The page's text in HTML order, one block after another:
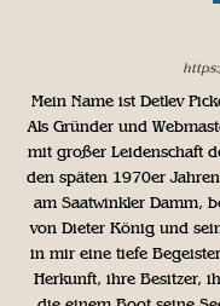
Mein Name ist Detlev
Als Gründer und
mit großer Leidenschaft
den späten 1970er
am Saatwinkler Damm,
von Dieter König und
in mir eine tiefe
Herkunft, ihre Besitzer,